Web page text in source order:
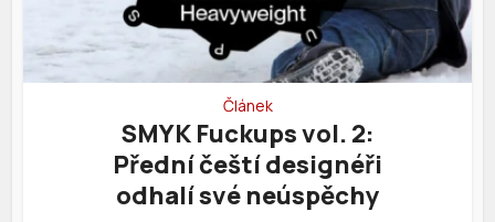
Článek
SMYK Fuckups vol. 2:
Přední čeští designéři
odhalí své neúspěchy